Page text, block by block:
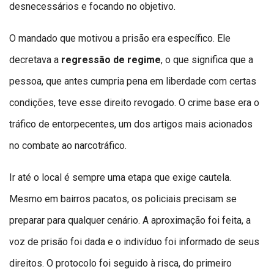
desnecessários e focando no objetivo.
O mandado que motivou a prisão era específico. Ele
decretava a regressão de regime, o que significa que a
pessoa, que antes cumpria pena em liberdade com certas
condições, teve esse direito revogado. O crime base era o
tráfico de entorpecentes, um dos artigos mais acionados
no combate ao narcotráfico.
Ir até o local é sempre uma etapa que exige cautela.
Mesmo em bairros pacatos, os policiais precisam se
preparar para qualquer cenário. A aproximação foi feita, a
voz de prisão foi dada e o indivíduo foi informado de seus
direitos. O protocolo foi seguido à risca, do primeiro